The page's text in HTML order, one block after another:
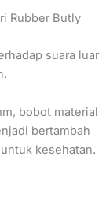
Rubber Butly
suara luar
bobot material
bertambah
kesehatan.